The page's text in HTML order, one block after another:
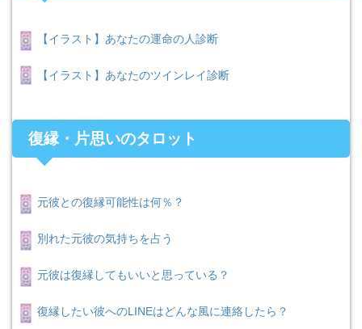
【イラスト】あなたの運命の人診断
【イラスト】あなたのツインレイ診断
復縁・片思いのタロット
元彼との復縁可能性は何％？
別れた元彼の気持ちを占う
元彼は復縁してもいいと思っている？
復縁したい彼へのLINEはどんな風に連絡したら？